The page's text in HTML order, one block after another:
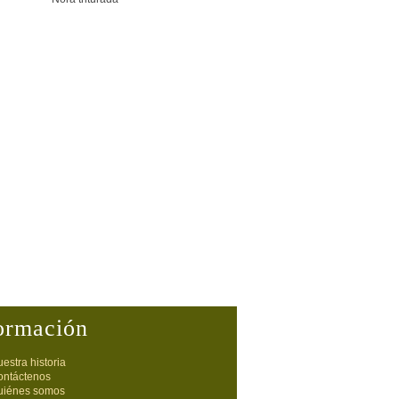
historia
somos